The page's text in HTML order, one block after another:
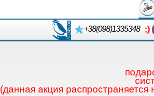
+38(098)1335348
(данная акция